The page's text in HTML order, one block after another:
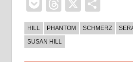
PocketThreads
X
HILL PHANTOM SCHMERZ
SUSAN HILL